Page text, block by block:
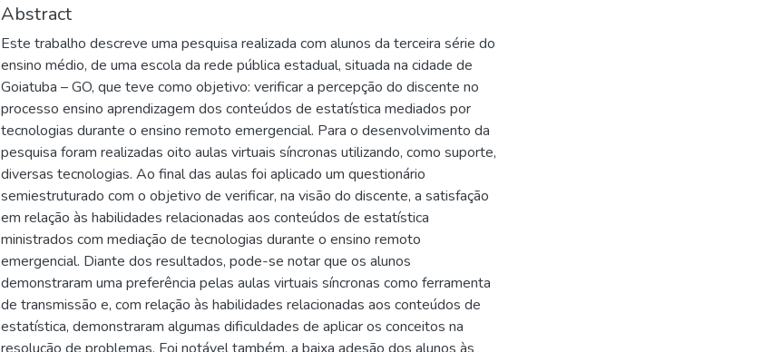
Abstract
Este trabalho descreve uma pesquisa realizada com alunos da terceira série do
ensino médio, de uma escola da rede pública estadual, situada na cidade de
Goiatuba – GO, que teve como objetivo: verificar a percepção do discente no
processo ensino aprendizagem dos conteúdos de estatística mediados por
tecnologias durante o ensino remoto emergencial. Para o desenvolvimento da
pesquisa foram realizadas oito aulas virtuais síncronas utilizando, como suporte,
diversas tecnologias. Ao final das aulas foi aplicado um questionário
semiestruturado com o objetivo de verificar, na visão do discente, a satisfação
em relação às habilidades relacionadas aos conteúdos de estatística
ministrados com mediação de tecnologias durante o ensino remoto
emergencial. Diante dos resultados, pode-se notar que os alunos
demonstraram uma preferência pelas aulas virtuais síncronas como ferramenta
de transmissão e, com relação às habilidades relacionadas aos conteúdos de
estatística, demonstraram algumas dificuldades de aplicar os conceitos na
resolução de problemas. Foi notável também, a baixa adesão dos alunos às